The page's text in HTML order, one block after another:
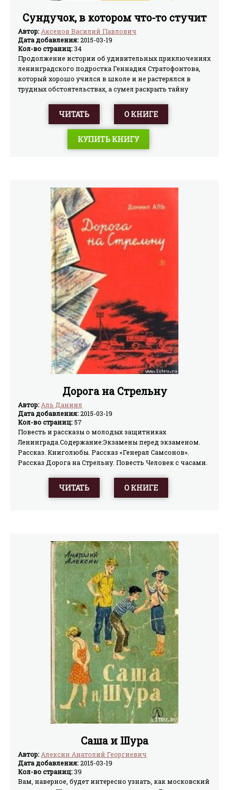
Сундучок, в котором что-то стучит
Автор:Аксенов Василий Павлович
Дата добавления:2015-03-19
Кол-во страниц:34
Продолжение истории об удивительных приключениях
ленинградского подростка Геннадия Стратофонтова,
который хорошо учился в школе и не растерялся в
трудных обстоятельствах, а сумел раскрыть тайну
ЧИТАТЬ О КНИГЕ
КУПИТЬ КНИГУ
Дорога на Стрельну
Автор: Аль Даниил
Дата добавления:2015-03-19
Кол-во страниц: 57
Повесть и рассказы о молодых защитниках
Ленинграда.Содержание:Экзамены перед экзаменом.
Рассказ. Книголюбы. Рассказ «Генерал Самсонов».
Рассказ Дорога на Стрельну. Повесть Человек с часами.
«Секрет политшинели». Рассказ Тяжёлая инспекция.
Рассказ Шестое чувство. Рассказ Экзамен после
ЧИТАТЬ О КНИГЕ
Саша и Шура
Автор: Алексин Анатолий Георгиевич
Дата добавления:2015-03-19
Кол-во страниц:39
Вам, наверное, будет интересно узнать, как московский